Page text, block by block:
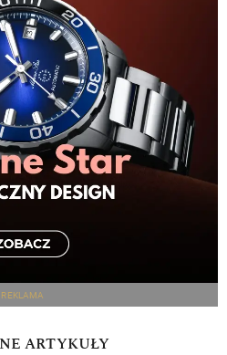
REKLAMA
ARTYKUŁY